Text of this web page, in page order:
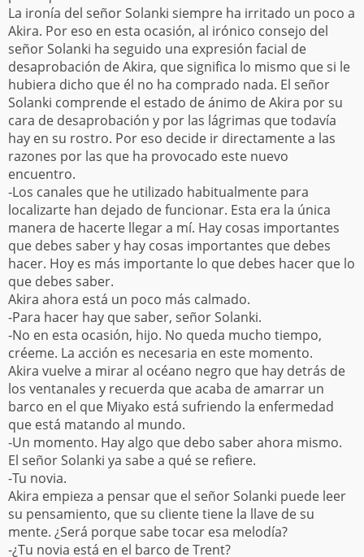
La ironía del señor Solanki siempre ha irritado un poco a
Akira. Por eso en esta ocasión, al irónico consejo del
señor Solanki ha seguido una expresión facial de
desaprobación de Akira, que significa lo mismo que si le
hubiera dicho que él no ha comprado nada. El señor
Solanki comprende el estado de ánimo de Akira por su
cara de desaprobación y por las lágrimas que todavía
hay en su rostro. Por eso decide ir directamente a las
razones por las que ha provocado este nuevo
encuentro.
-Los canales que he utilizado habitualmente para
localizarte han dejado de funcionar. Esta era la única
manera de hacerte llegar a mí. Hay cosas importantes
que debes saber y hay cosas importantes que debes
hacer. Hoy es más importante lo que debes hacer que lo
que debes saber.
Akira ahora está un poco más calmado.
-Para hacer hay que saber, señor Solanki.
-No en esta ocasión, hijo. No queda mucho tiempo,
créeme. La acción es necesaria en este momento.
Akira vuelve a mirar al océano negro que hay detrás de
los ventanales y recuerda que acaba de amarrar un
barco en el que Miyako está sufriendo la enfermedad
que está matando al mundo.
-Un momento. Hay algo que debo saber ahora mismo.
El señor Solanki ya sabe a qué se refiere.
-Tu novia.
Akira empieza a pensar que el señor Solanki puede leer
su pensamiento, que su cliente tiene la llave de su
mente. ¿Será porque sabe tocar esa melodía?
-¿Tu novia está en el barco de Trent?